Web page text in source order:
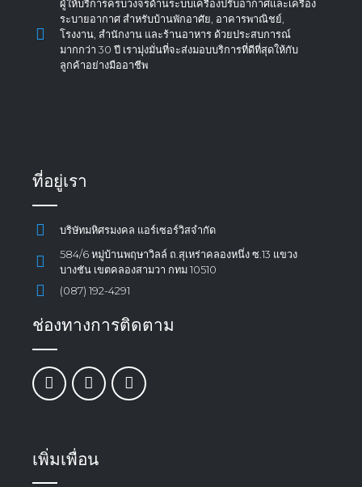
ผู้ให้บริการครบวงจรด้านระบบเครื่องปรับอากาศและเครื่อง
ระบายอากาศ สำหรับบ้านพักอาศัย, อาคารพาณิชย์,
โรงงาน, สำนักงาน และร้านอาหาร ด้วยประสบการณ์
มากกว่า 30 ปี เรามุ่งมั่นที่จะส่งมอบบริการที่ดีที่สุดให้กับ
ลูกค้าอย่างมืออาชีพ
ที่อยู่เรา
บริษัทมหิศรมงคล แอร์เซอร์วิสจำกัด
584/6 หมู่บ้านพฤษาวิลล์ ถ.สุเหร่าคลองหนึ่ง ซ.13 แขวง
บางชัน เขตคลองสามวา กทม 10510
(087) 192-4291
ช่องทางการติดตาม
เพิ่มเพื่อน